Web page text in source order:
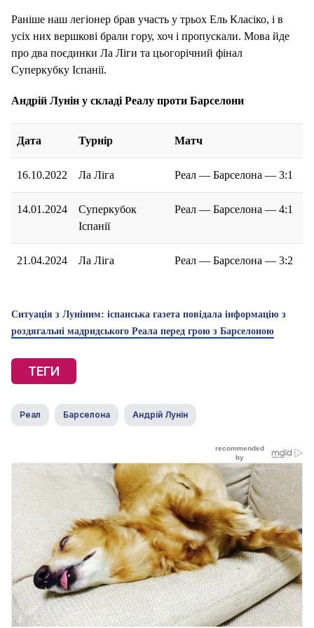
Раніше наш легіонер брав участь у трьох Ель Класіко, і в
усіх них вершкові брали гору, хоч і пропускали. Мова йде
про два поєдинки Ла Ліги та цьогорічний фінал
Суперкубку Іспанії.
Андрій Лунін у складі Реалу проти Барселони
Дата Турнір Матч
16.10.2022 Ла Ліга Реал — Барселона — 3:1
14.01.2024
Суперкубок
Іспанії
Реал — Барселона — 4:1
21.04.2024 Ла Ліга Реал — Барселона — 3:2
Ситуація з Луніним: іспанська газета повідала інформацію з
роздягальні мадридського Реала перед грою з Барселоною
ТЕГИ
Реал Барселона Андрій Лунін